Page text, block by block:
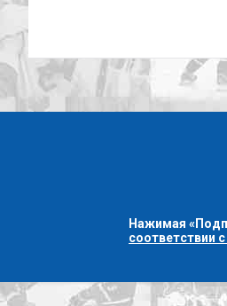
Нажимая
соответствии